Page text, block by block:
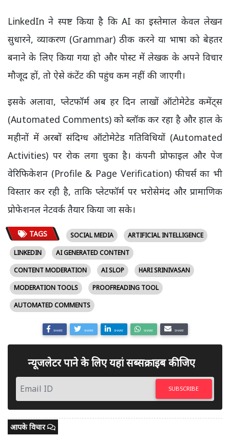
LinkedIn ने स्पष्ट किया है कि AI का इस्तेमाल केवल लेखन
सुधारने, व्याकरण (Grammar) ठीक करने या भाषा को बेहतर
बनाने के लिए किया गया हो और पोस्ट में लेखक के अपने विचार
मौजूद हों, तो ऐसे कंटेंट की पहुंच कम नहीं की जाएगी।
इसके अलावा, प्लेटफॉर्म अब हर दिन लाखों ऑटोमेटेड कमेंट्स
(Automated Comments) को ब्लॉक कर रहा है और हाल के
महीनों में अरबों संदिग्ध ऑटोमेटेड गतिविधियों (Automated
Activities) पर रोक लगा चुका है। कंपनी प्रोफाइल और पेज
वेरिफिकेशन (Profile & Page Verification) फीचर्स का भी
विस्तार कर रही है, ताकि प्लेटफॉर्म पर भरोसेमंद और प्रामाणिक
प्रोफेशनल नेटवर्क तैयार किया जा सके।
TAGS SOCIAL MEDIA
ARTIFICIAL INTELLIGENCE
LINKEDIN
AI GENERATED CONTENT
CONTENT MODERATION
AI SLOP
HARI SRINIVASAN
MODERATION TOOLS
PROOFREADING TOOL
AUTOMATED COMMENTS
SHARE SHARE SHARE SHARE SHARE
न्यूजलेटर पाने के लिए यहां सब्सक्राइब कीजिए
SUBSCRIBE
आपके विचार